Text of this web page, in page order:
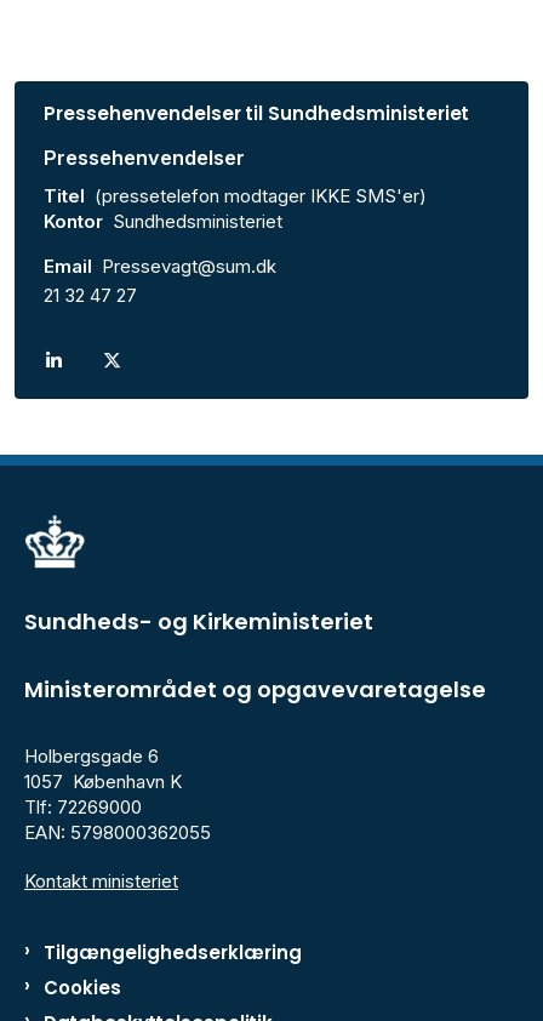
Pressehenvendelser til Sundhedsministeriet
Pressehenvendelser
Titel (pressetelefon modtager IKKE SMS'er)
Kontor Sundhedsministeriet
Email Pressevagt@sum.dk
21 32 47 27
Sundheds- og Kirkeministeriet
Ministerområdet og opgavevaretagelse
Holbergsgade 6
1057 København K
Tlf: 72269000
EAN: 5798000362055
Kontakt ministeriet
Tilgængelighedserklæring
Cookies